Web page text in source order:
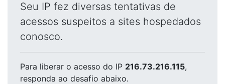
Seu IP fez diversas tentativas de
acessos suspeitos a sites hospedados
conosco.
Para liberar o acesso do IP 216.73.216.115,
responda ao desafio abaixo.